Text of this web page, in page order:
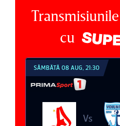
cu
SÂMBĂTĂ 08 AUG, 21:30
Vs